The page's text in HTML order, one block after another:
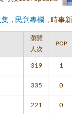
集 , 民意專欄 , 時事
瀏覽
人次
POP
319 1
335 0
221 0